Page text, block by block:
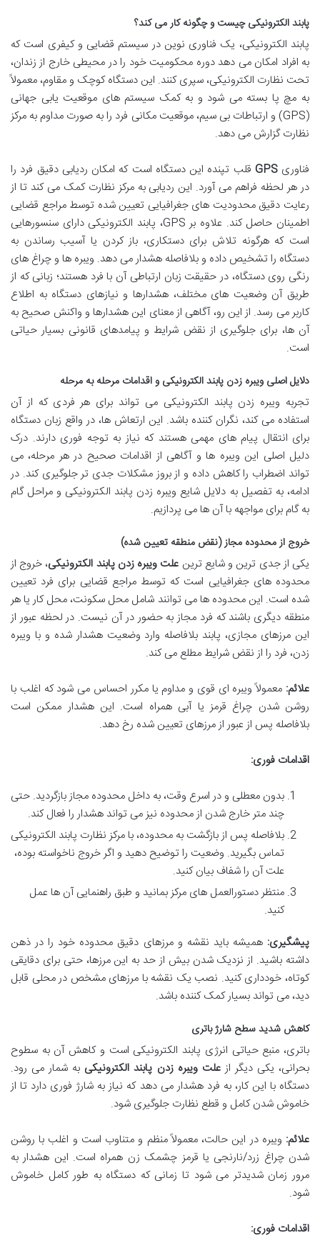
پابند الکترونیکی چیست و چگونه کار می کند؟
پابند الکترونیکی، یک فناوری نوین در سیستم قضایی و کیفری است که
به افراد امکان می دهد دوره محکومیت خود را در محیطی خارج از زندان،
تحت نظارت الکترونیکی، سپری کنند. این دستگاه کوچک و مقاوم، معمولاً
به مچ پا بسته می شود و به کمک سیستم های موقعیت یابی جهانی
(GPS) و ارتباطات بی سیم، موقعیت مکانی فرد را به صورت مداوم به مرکز
نظارت گزارش می دهد.
فناوریGPS قلب تپنده این دستگاه است که امکان ردیابی دقیق فرد را
در هر لحظه فراهم می آورد. این ردیابی به مرکز نظارت کمک می کند تا از
رعایت دقیق محدودیت های جغرافیایی تعیین شده توسط مراجع قضایی
اطمینان حاصل کند. علاوه بر GPS، پابند الکترونیکی دارای سنسورهایی
است که هرگونه تلاش برای دستکاری، باز کردن یا آسیب رساندن به
دستگاه را تشخیص داده و بلافاصله هشدار می دهد. ویبره ها و چراغ های
رنگی روی دستگاه، در حقیقت زبان ارتباطی آن با فرد هستند؛ زبانی که از
طریق آن وضعیت های مختلف، هشدارها و نیازهای دستگاه به اطلاع
کاربر می رسد. از این رو، آگاهی از معنای این هشدارها و واکنش صحیح به
آن ها، برای جلوگیری از نقض شرایط و پیامدهای قانونی بسیار حیاتی
است.
دلایل اصلی ویبره زدن پابند الکترونیکی و اقدامات مرحله به مرحله
تجربه ویبره زدن پابند الکترونیکی می تواند برای هر فردی که از آن
استفاده می کند، نگران کننده باشد. این ارتعاش ها، در واقع زبان دستگاه
برای انتقال پیام های مهمی هستند که نیاز به توجه فوری دارند. درک
دلیل اصلی این ویبره ها و آگاهی از اقدامات صحیح در هر مرحله، می
تواند اضطراب را کاهش داده و از بروز مشکلات جدی تر جلوگیری کند. در
ادامه، به تفصیل به دلایل شایع ویبره زدن پابند الکترونیکی و مراحل گام
به گام برای مواجهه با آن ها می پردازیم.
خروج از محدوده مجاز (نقض منطقه تعیین شده)
یکی از جدی ترین و شایع ترین علت ویبره زدن پابند الکترونیکی، خروج از
محدوده های جغرافیایی است که توسط مراجع قضایی برای فرد تعیین
شده است. این محدوده ها می توانند شامل محل سکونت، محل کار یا هر
منطقه دیگری باشند که فرد مجاز به حضور در آن نیست. در لحظه عبور از
این مرزهای مجازی، پابند بلافاصله وارد وضعیت هشدار شده و با ویبره
زدن، فرد را از نقض شرایط مطلع می کند.
علائم: معمولاً ویبره ای قوی و مداوم یا مکرر احساس می شود که اغلب با
روشن شدن چراغ قرمز یا آبی همراه است. این هشدار ممکن است
بلافاصله پس از عبور از مرزهای تعیین شده رخ دهد.
اقدامات فوری:
بدون معطلی و در اسرع وقت، به داخل محدوده مجاز بازگردید. حتی
چند متر خارج شدن از محدوده نیز می تواند هشدار را فعال کند.
بلافاصله پس از بازگشت به محدوده، با مرکز نظارت پابند الکترونیکی
تماس بگیرید. وضعیت را توضیح دهید و اگر خروج ناخواسته بوده،
علت آن را شفاف بیان کنید.
منتظر دستورالعمل های مرکز بمانید و طبق راهنمایی آن ها عمل
کنید.
پیشگیری: همیشه باید نقشه و مرزهای دقیق محدوده خود را در ذهن
داشته باشید. از نزدیک شدن بیش از حد به این مرزها، حتی برای دقایقی
کوتاه، خودداری کنید. نصب یک نقشه با مرزهای مشخص در محلی قابل
دید، می تواند بسیار کمک کننده باشد.
کاهش شدید سطح شارژ باتری
باتری، منبع حیاتی انرژی پابند الکترونیکی است و کاهش آن به سطوح
بحرانی، یکی دیگر ازعلت ویبره زدن پابند الکترونیکی به شمار می رود.
دستگاه با این کار، به فرد هشدار می دهد که نیاز به شارژ فوری دارد تا از
خاموش شدن کامل و قطع نظارت جلوگیری شود.
علائم: ویبره در این حالت، معمولاً منظم و متناوب است و اغلب با روشن
شدن چراغ زرد/نارنجی یا قرمز چشمک زن همراه است. این هشدار به
مرور زمان شدیدتر می شود تا زمانی که دستگاه به طور کامل خاموش
شود.
اقدامات فوری: